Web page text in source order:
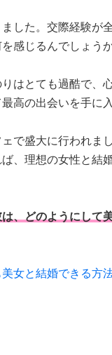
した。交際経験が
感じるんでしょう
はとても過酷で、
高の出会いを手に
で盛大に行われま
、理想の女性と結
、どのようにして
女と結婚できる方